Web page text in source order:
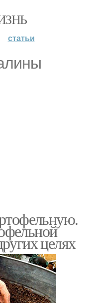
статьи
целях